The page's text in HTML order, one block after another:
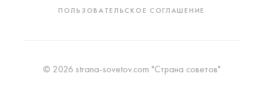
ПОЛЬЗОВАТЕЛЬСКОЕ СОГЛАШЕНИЕ
© 2026 strana-sovetov.com "Страна советов"